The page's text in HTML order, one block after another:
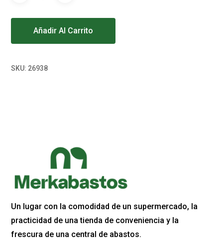
Añadir Al Carrito
SKU: 26938
Un lugar con la comodidad de un supermercado, la
practicidad de una tienda de conveniencia y la
frescura de una central de abastos.